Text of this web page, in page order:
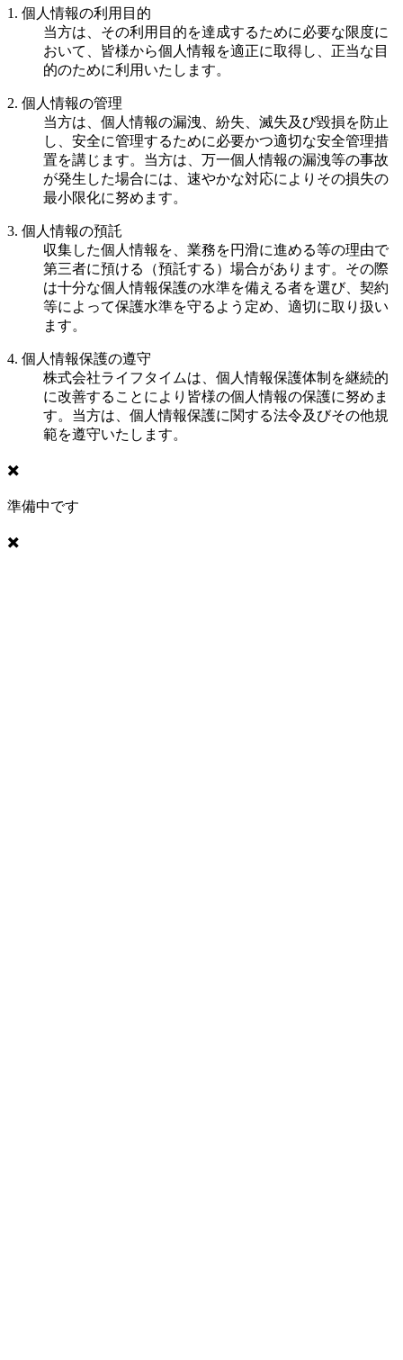
1. 個人情報の利用目的
当方は、その利用目的を達成するために必要な限度に
おいて、皆様から個人情報を適正に取得し、正当な目
的のために利用いたします。
2. 個人情報の管理
当方は、個人情報の漏洩、紛失、滅失及び毀損を防止
し、安全に管理するために必要かつ適切な安全管理措
置を講じます。当方は、万一個人情報の漏洩等の事故
が発生した場合には、速やかな対応によりその損失の
最小限化に努めます。
3. 個人情報の預託
収集した個人情報を、業務を円滑に進める等の理由で
第三者に預ける（預託する）場合があります。その際
は十分な個人情報保護の水準を備える者を選び、契約
等によって保護水準を守るよう定め、適切に取り扱い
ます。
4. 個人情報保護の遵守
株式会社ライフタイムは、個人情報保護体制を継続的
に改善することにより皆様の個人情報の保護に努めま
す。当方は、個人情報保護に関する法令及びその他規
範を遵守いたします。
✖️
準備中です
✖️